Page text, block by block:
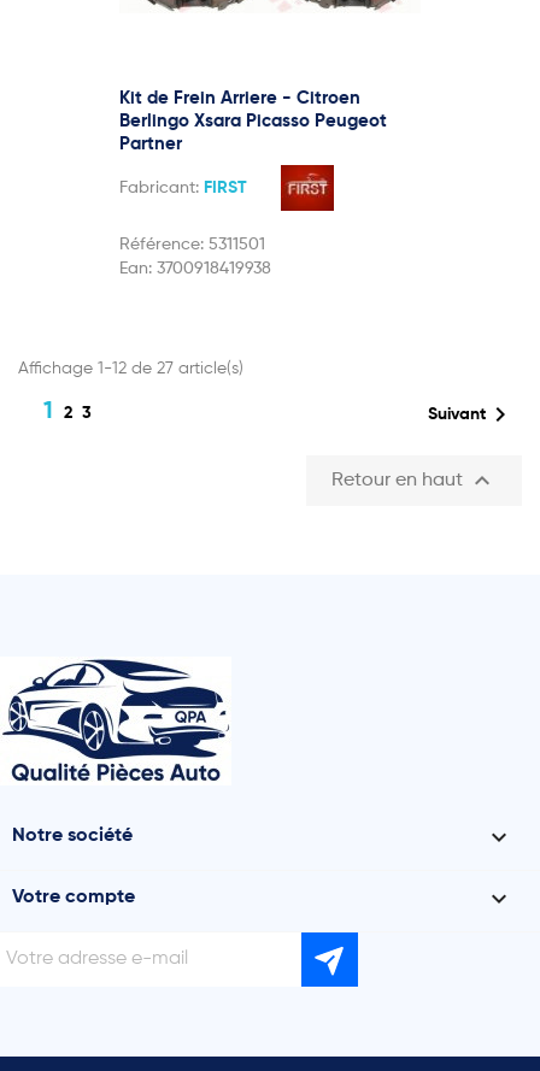
Kit de Frein Arriere - Citroen
Berlingo Xsara Picasso Peugeot
Partner
Fabricant: FIRST
Référence: 5311501
Ean: 3700918419938
Affichage 1-12 de 27 article(s)
1 2 3 Suivant 
Retour en haut 
Notre société 
Votre compte 